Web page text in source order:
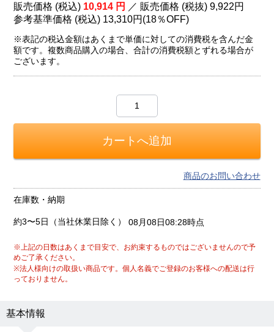
販売価格 (税込) 10,914 円 ／ 販売価格 (税抜)9,922円
参考基準価格 (税込) 13,310円 (18％OFF)
※表記の税込金額はあくまで単価に対しての消費税を含んだ金
額です。複数商品購入の場合、合計の消費税額とずれる場合が
ございます。
商品のお問い合わせ
在庫数・納期
約3〜5日（当社休業日除く） 08月08日08:28時点
※上記の日数はあくまで目安で、お約束するものではございませんので予
めご了承ください。
※法人様向けの取扱い商品です。個人名義でご登録のお客様への配送は行
っておりません。
基本情報